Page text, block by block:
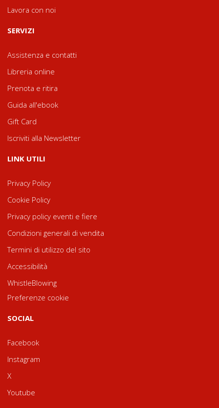
Lavora con noi
SERVIZI
Assistenza e contatti
Libreria online
Prenota e ritira
Guida all'ebook
Gift Card
Iscriviti alla Newsletter
LINK UTILI
Privacy Policy
Cookie Policy
Privacy policy eventi e fiere
Condizioni generali di vendita
Termini di utilizzo del sito
Accessibilità
WhistleBlowing
Preferenze cookie
SOCIAL
Facebook
Instagram
X
Youtube